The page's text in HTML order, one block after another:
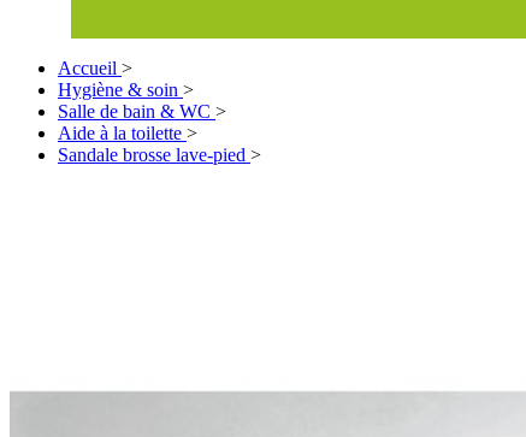
Accueil >
Hygiène & soin >
Salle de bain & WC >
Aide à la toilette >
Sandale brosse lave-pied >